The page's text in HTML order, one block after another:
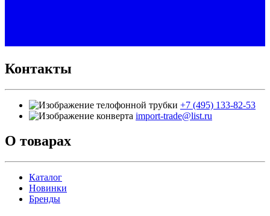
Контакты
+7 (495) 133-82-53
import-trade@list.ru
О товарах
Каталог
Новинки
Бренды